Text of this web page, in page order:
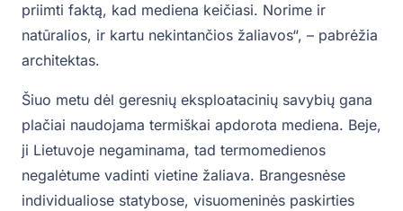
priimti faktą, kad mediena keičiasi. Norime ir
natūralios, ir kartu nekintančios žaliavos“, – pabrėžia
architektas.
Šiuo metu dėl geresnių eksploatacinių savybių gana
plačiai naudojama termiškai apdorota mediena. Beje,
ji Lietuvoje negaminama, tad termomedienos
negalėtume vadinti vietine žaliava. Brangesnėse
individualiose statybose, visuomeninės paskirties